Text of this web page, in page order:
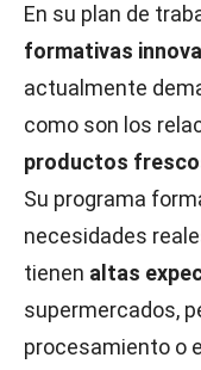
En su plan de
formativas
actualmente
como son los
productos
Su programa
necesidades
tienen altas
supermercados,
procesamiento o